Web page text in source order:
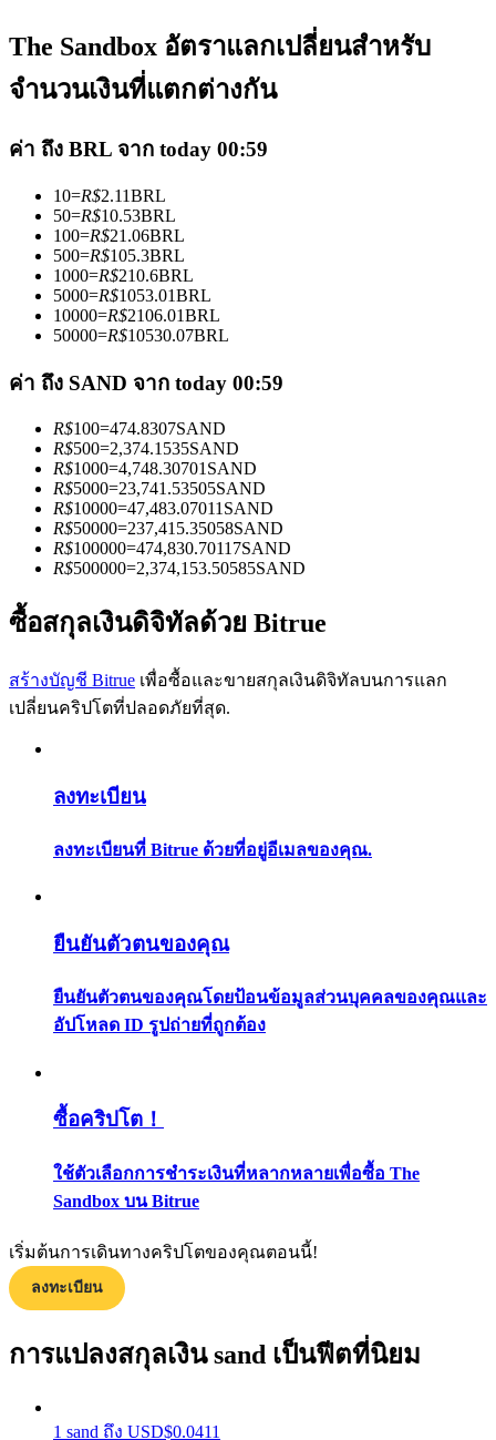
เป็นเทรดเดอร์คัดลอก
เพลิดเพลินกับการแบ่งปันผลกำไรและค่าคอมมิชชั่นการคัด
การวิเคราะห์ข้อมูลขนาดใหญ่ รวมถึงข้อมูลการค้า ฯลฯ
แนะนำ
เรียนรู้วิธีการรักษาผลกำไร
The Sandbox อัตราแลกเปลี่ยนสำหรับ
จำนวนเงินที่แตกต่างกัน
ค่า ถึง BRL จาก today 00:59
10=R$2.11BRL
50=R$10.53BRL
100=R$21.06BRL
500=R$105.3BRL
1000=R$210.6BRL
5000=R$1053.01BRL
10000=R$2106.01BRL
50000=R$10530.07BRL
ค่า ถึง SAND จาก today 00:59
R$100=474.8307SAND
R$500=2,374.1535SAND
R$1000=4,748.30701 SAND
R$5000=23,741.53505SAND
R$10000=47,483.07011 SAND
R$50000=237,415.35058SAND
R$100000=474,830.70117SAND
R$500000=2,374,153.50585SAND
ซื้อสกุลเงินดิจิทัลด้วย Bitrue
สร้างบัญชี Bitrue เพื่อซื้อและขายสกุลเงินดิจิทัลบนการแลก
เปลี่ยนคริปโตที่ปลอดภัยที่สุด.
ลงทะเบียน
ลงทะเบียนที่ Bitrue ด้วยที่อยู่อีเมลของคุณ.
ยืนยันตัวตนของคุณ
ยืนยันตัวตนของคุณโดยป้อนข้อมูลส่วนบุคคลของคุณและ
อัปโหลด ID รูปถ่ายที่ถูกต้อง
ซื้อคริปโต！
ใช้ตัวเลือกการชำระเงินที่หลากหลายเพื่อซื้อ The
Sandbox บน Bitrue
เริ่มต้นการเดินทางคริปโตของคุณตอนนี้!
ลงทะเบียน
การแปลงสกุลเงิน sand เป็นฟีตที่นิยม
1 sand ถึง USD$0.0411